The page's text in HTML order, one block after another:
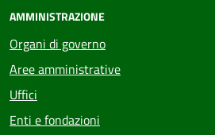
AMMINISTRAZIONE
Organi di governo
Aree amministrative
Uffici
Enti e fondazioni